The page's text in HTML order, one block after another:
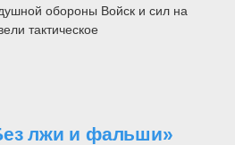
обороны Войск и сил на
тактическое
лжи и фальши»